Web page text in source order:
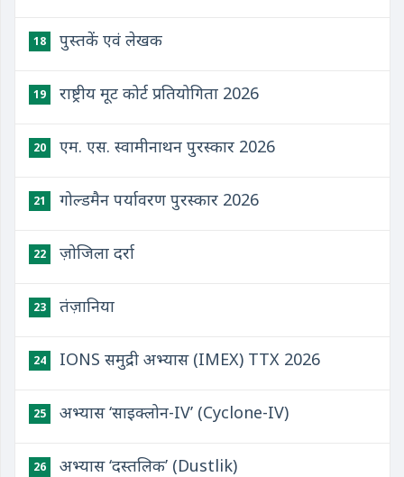
18 पुस्तकें एवं लेखक
19 राष्ट्रीय मूट कोर्ट प्रतियोगिता 2026
20 एम. एस. स्वामीनाथन पुरस्कार 2026
21 गोल्डमैन पर्यावरण पुरस्कार 2026
22 ज़ोजिला दर्रा
23 तंज़ानिया
24 IONS समुद्री अभ्यास (IMEX) TTX 2026
25 अभ्यास ‘साइक्लोन-IV’ (Cyclone-IV)
26 अभ्यास ‘दस्तलिक’ (Dustlik)